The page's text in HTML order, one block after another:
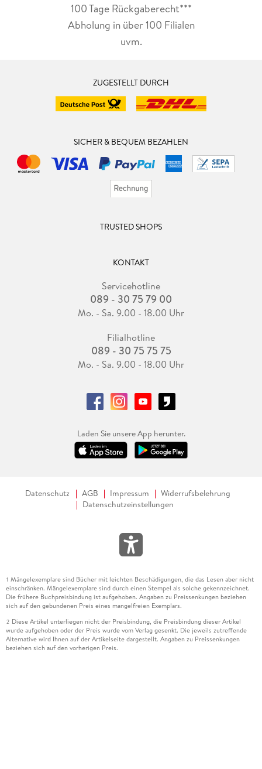
100 Tage Rückgaberecht***
Abholung in über 100 Filialen
uvm.
ZUGESTELLT DURCH
SICHER & BEQUEM BEZAHLEN
TRUSTED SHOPS
KONTAKT
Servicehotline
089 - 30 75 79 00
Mo. - Sa. 9.00 - 18.00 Uhr
Filialhotline
089 - 30 75 75 75
Mo. - Sa. 9.00 - 18.00 Uhr
Laden Sie unsere App herunter.
Datenschutz AGB Impressum
Widerrufsbelehrung
Datenschutzeinstellungen
1 Mängelexemplare sind Bücher mit leichten Beschädigungen, die das Lesen aber nicht
einschränken. Mängelexemplare sind durch einen Stempel als solche gekennzeichnet.
Die frühere Buchpreisbindung ist aufgehoben. Angaben zu Preissenkungen beziehen
sich auf den gebundenen Preis eines mangelfreien Exemplars.
2 Diese Artikel unterliegen nicht der Preisbindung, die Preisbindung dieser Artikel
wurde aufgehoben oder der Preis wurde vom Verlag gesenkt. Die jeweils zutreffende
Alternative wird Ihnen auf der Artikelseite dargestellt. Angaben zu Preissenkungen
beziehen sich auf den vorherigen Preis.